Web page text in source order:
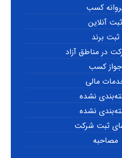
کسب
ثبت آنلاین
ثبت برند
در مناطق آزاد
جواز کسب
مالی
نشده
نشده
ثبت شرکت
مصاحبه